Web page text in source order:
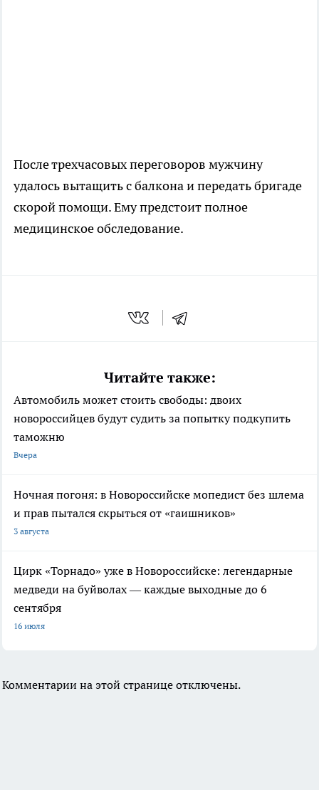
После трехчасовых переговоров мужчину
удалось вытащить с балкона и передать бригаде
скорой помощи. Ему предстоит полное
медицинское обследование.
Читайте также:
Автомобиль может стоить свободы: двоих
новороссийцев будут судить за попытку подкупить
таможню
Вчера
Ночная погоня: в Новороссийске мопедист без шлема
и прав пытался скрыться от «гаишников»
3 августа
Цирк «Торнадо» уже в Новороссийске: легендарные
медведи на буйволах — каждые выходные до 6
сентября
16 июля
Комментарии на этой странице отключены.